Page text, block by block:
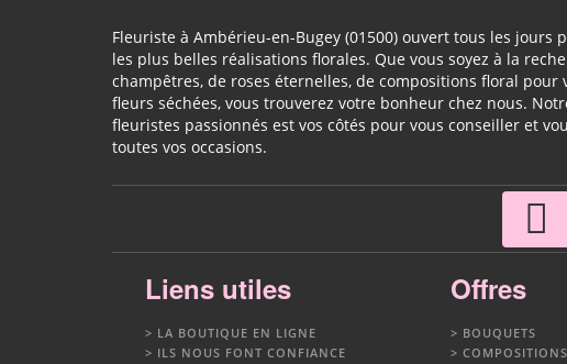
Fleuriste à Ambérieu-en-Bugey (01500) ouvert tous les jours
les plus belles réalisations florales. Que vous soyez à la
champêtres, de roses éternelles, de compositions floral pour
fleurs séchées, vous trouverez votre bonheur chez nous.
fleuristes passionnés est vos côtés pour vous conseiller et
toutes vos occasions.
Liens utiles
LA BOUTIQUE EN LIGNE
ILS NOUS FONT CONFIANCE
Offres
BOUQUETS
COMPOSITIONS